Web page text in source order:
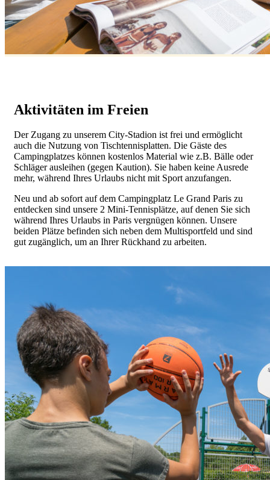
Aktivitäten im Freien
Der Zugang zu unserem City-Stadion ist frei und ermöglicht
auch die Nutzung von Tischtennisplatten. Die Gäste des
Campingplatzes können kostenlos Material wie z.B. Bälle oder
Schläger ausleihen (gegen Kaution). Sie haben keine Ausrede
mehr, während Ihres Urlaubs nicht mit Sport anzufangen.
Neu und ab sofort auf dem Campingplatz Le Grand Paris zu
entdecken sind unsere 2 Mini-Tennisplätze, auf denen Sie sich
während Ihres Urlaubs in Paris vergnügen können. Unsere
beiden Plätze befinden sich neben dem Multisportfeld und sind
gut zugänglich, um an Ihrer Rückhand zu arbeiten.